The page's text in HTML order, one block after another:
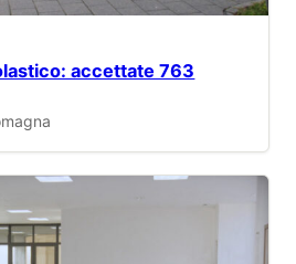
accettate 763